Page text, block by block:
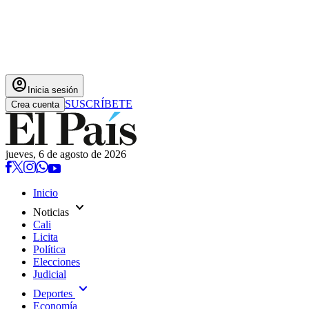
account_circle Inicia sesión
Crea cuenta SUSCRÍBETE
jueves, 6 de agosto de 2026
Inicio
Noticias expand_more
Cali
Licita
Política
Elecciones
Judicial
Deportes expand_more
Economía